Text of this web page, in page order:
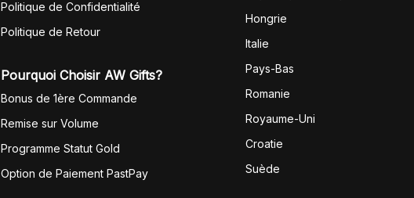
Politique de Confidentialité
Politique de Retour
Pourquoi Choisir AW Gifts?
Bonus de 1ère Commande
Remise sur Volume
Programme Statut Gold
Option de Paiement PastPay
Hongrie
Italie
Pays-Bas
Romanie
Royaume-Uni
Croatie
Suède